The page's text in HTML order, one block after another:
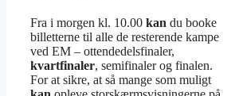
Fra i morgen kl. 10.00 kan du booke
billetterne til alle de resterende kampe
ved EM – ottendedelsfinaler,
kvartfinaler, semifinaler og finalen.
For at sikre, at så mange som muligt